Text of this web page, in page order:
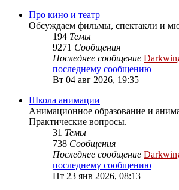
Про кино и театр
Обсуждаем фильмы, спектакли и
194 Темы
9271 Сообщения
Последнее сообщение
последнему сообщению
Вт 04 авг 2026, 19:35
Школа анимации
Анимационное образование и
Практические вопросы.
31 Темы
738 Сообщения
Последнее сообщение
последнему сообщению
Пт 23 янв 2026, 08:13